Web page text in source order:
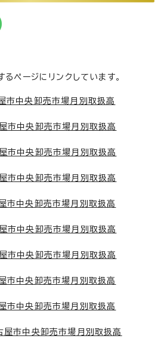
ページにリンクしています。
中央卸売市場月別取扱高
中央卸売市場月別取扱高
中央卸売市場月別取扱高
中央卸売市場月別取扱高
中央卸売市場月別取扱高
中央卸売市場月別取扱高
中央卸売市場月別取扱高
中央卸売市場月別取扱高
中央卸売市場月別取扱高
市中央卸売市場月別取扱高